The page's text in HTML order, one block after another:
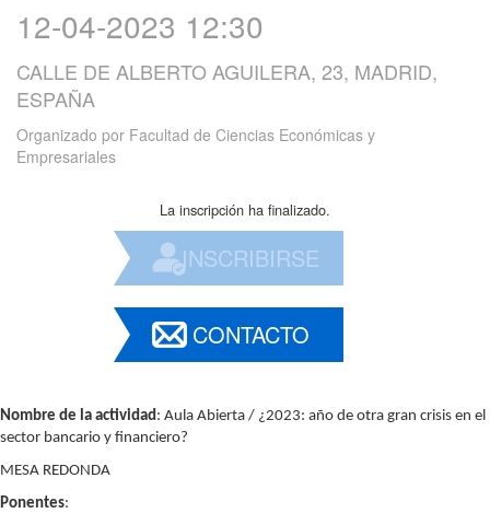
12-04-2023 12:30
CALLE DE ALBERTO AGUILERA, 23, MADRID,
ESPAÑA
Organizado por Facultad de Ciencias Económicas y
Empresariales
La inscripción ha finalizado.
INSCRIBIRSE
CONTACTO
Nombre de la actividad : Aula Abierta / ¿2023: año de otra gran crisis en el
sector bancario y financiero?
MESA REDONDA
Ponentes: